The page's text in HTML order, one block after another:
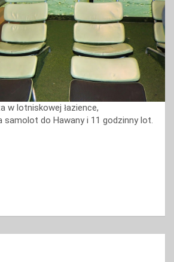
w lotniskowej łazience,
samolot do Hawany i 11 godzinny lot.